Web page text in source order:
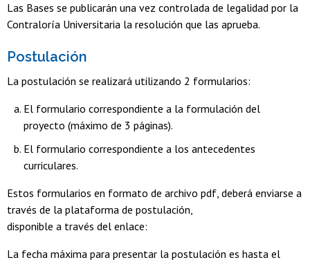
Las Bases se publicarán una vez controlada de legalidad por la
Contraloría Universitaria la resolución que las aprueba.
Postulación
La postulación se realizará utilizando 2 formularios:
El formulario correspondiente a la formulación del
proyecto (máximo de 3 páginas).
El formulario correspondiente a los antecedentes
curriculares.
Estos formularios en formato de archivo pdf, deberá enviarse a
través de la plataforma de postulación,
disponible a través del enlace:
La fecha máxima para presentar la postulación es hasta el